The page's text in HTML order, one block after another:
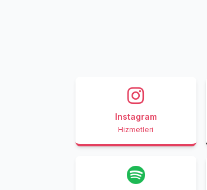
Instagram
Hizmetleri